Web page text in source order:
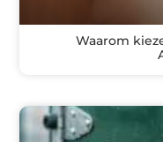
Waarom